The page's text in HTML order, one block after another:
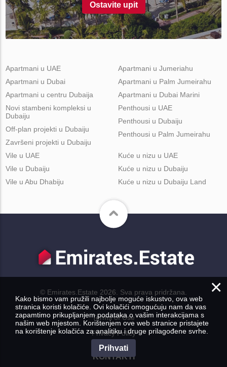
Ostavite upit
Apartmani u UAE
Apartmani u Dubai
Apartmani u centru Dubaija
Apartmani u Jumeriahu
Apartmani u Palm Jumeirahu
Apartmani u Dubai Marini
Novi stambeni kompleksi u
Dubaiju
Off-plan projekti u Dubaiju
Završeni projekti u Dubaiju
Penthousi u UAE
Penthousi u Dubaiju
Penthousi u Palm Jumeirahu
Vile u UAE
Vile u Dubaiju
Vile u Abu Dhabiju
Kuće u nizu u UAE
Kuće u nizu u Dubaiju
Kuće u nizu u Dubaiju Land
© Emirates.Estate 2026. Sva prava pridržana.
Terms of Use
Privacy Policy
KONTAKTI
×
Kako bismo vam pružili najbolje moguće iskustvo, ova web
stranica koristi kolačiće. Ovi kolačići omogućuju nam da vas
zapamtimo prikupljanjem podataka o vašim interakcijama s
našim web mjestom. Korištenjem ove web stranice pristajete
na korištenje kolačića za analitiku i druge prilagođene svrhe.
Prihvati